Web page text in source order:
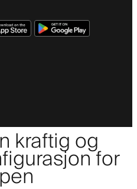
kraftig og
for